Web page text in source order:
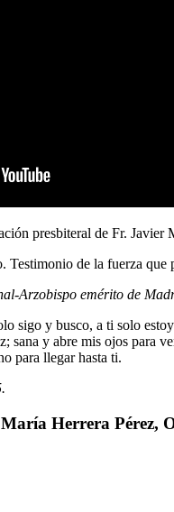
presbiteral de Fr.
Testimonio de la fuerza que
Arzobispo emérito de
sigo y busco, a ti solo
sana y abre mis ojos para
para llegar hasta ti.
Herrera Pérez,